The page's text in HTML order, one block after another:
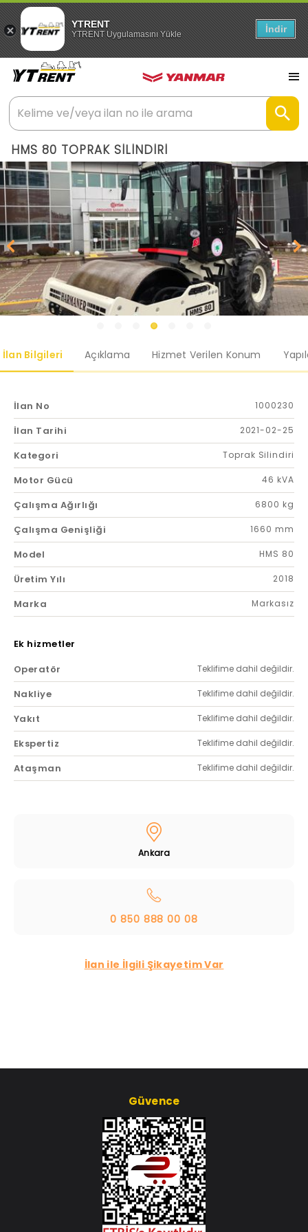
YTRENT
YTRENT Uygulamasını Yükle İndir
HMS 80 TOPRAK SİLİNDİRİ
İlan Bilgileri Açıklama Hizmet Verilen Konum
İlan No 1000230
İlan Tarihi 2021-02-25
Kategori Toprak Silindiri
Motor Gücü 46 kVA
Çalışma Ağırlığı 6800 kg
Çalışma Genişliği 1660 mm
Model HMS 80
Üretim Yılı 2018
Marka Markasız
Ek hizmetler
Operatör
Teklifime dahil değildir.
Nakliye Teklifime dahil değildir.
Yakıt Teklifime dahil değildir.
Ekspertiz Teklifime dahil değildir.
Ataşman Teklifime dahil değildir.
Ankara
0 850 888 00 08
İlan ile İlgili Şikayetim Var
Güvence